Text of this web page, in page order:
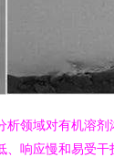
析领域对有机溶
、响应慢和易受